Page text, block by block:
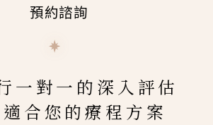
預約諮詢
一對一的深入評估
合您的療程方案